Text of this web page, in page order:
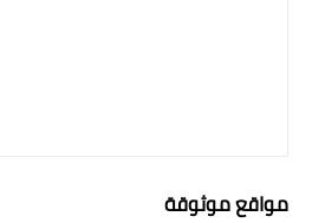
مواقع موثوقة